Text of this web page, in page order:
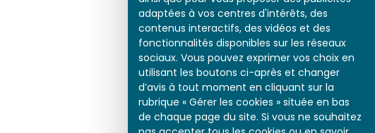
adaptées à vos centres d'intérêts, des
contenus interactifs, des vidéos et des
fonctionnalités disponibles sur les réseaux
sociaux. Vous pouvez exprimer vos choix en
utilisant les boutons ci-après et changer
d’avis à tout moment en cliquant sur la
rubrique « Gérer les cookies » située en bas
de chaque page du site. Si vous ne souhaitez